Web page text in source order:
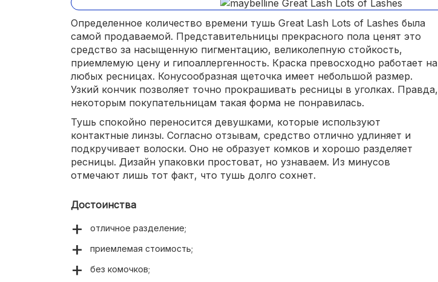
Определенное количество времени тушь Great Lash Lots of Lashes была
самой продаваемой. Представительницы прекрасного пола ценят это
средство за насыщенную пигментацию, великолепную стойкость,
приемлемую цену и гипоаллергенность. Краска превосходно работает на
любых ресницах. Конусообразная щеточка имеет небольшой размер.
Узкий кончик позволяет точно прокрашивать ресницы в уголках. Правда,
некоторым покупательницам такая форма не понравилась.
Тушь спокойно переносится девушками, которые используют
контактные линзы. Согласно отзывам, средство отлично удлиняет и
подкручивает волоски. Оно не образует комков и хорошо разделяет
ресницы. Дизайн упаковки простоват, но узнаваем. Из минусов
отмечают лишь тот факт, что тушь долго сохнет.
Достоинства
отличное разделение;
приемлемая стоимость;
без комочков;